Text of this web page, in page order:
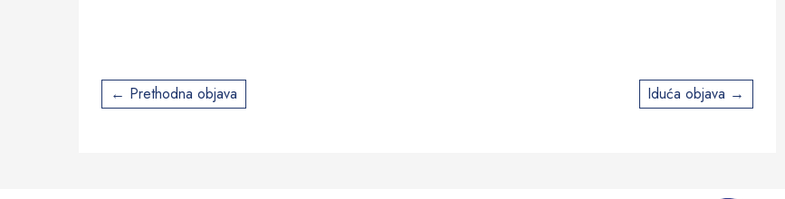
Post
navigation
Prethodna objava Iduća objava